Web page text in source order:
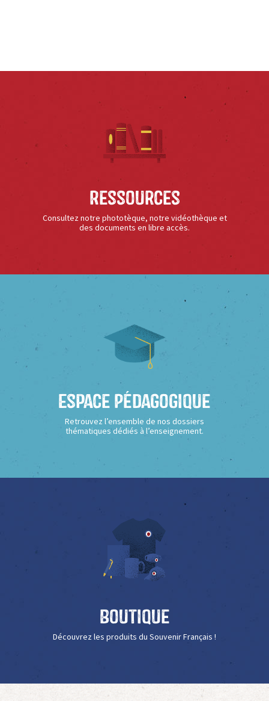
Ressources
Consultez notre phototèque, notre vidéothèque et
des documents en libre accès.
Espace Pédagogique
Retrouvez l’ensemble de nos dossiers
thématiques dédiés à l’enseignement.
Boutique
Découvrez les produits du Souvenir Français !